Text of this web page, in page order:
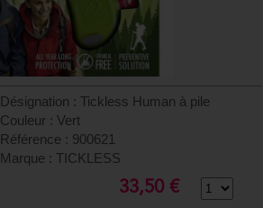
Désignation : Tickless Human à pile
Couleur : Vert
Référence : 900621
Marque : TICKLESS
33,50 €